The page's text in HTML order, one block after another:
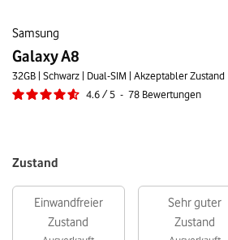
Samsung
Galaxy A8
32GB | Schwarz | Dual-SIM | Akzeptabler Zustand
4.6 / 5 - 78 Bewertungen
Zustand
Einwandfreier
Zustand
Sehr guter
Zustand